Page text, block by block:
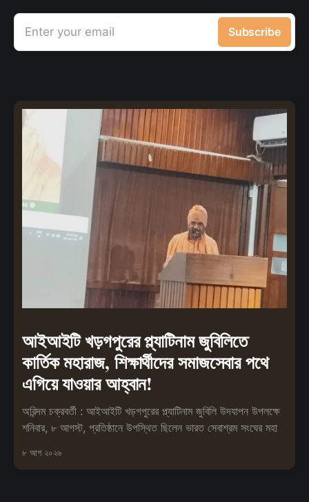
Enter your email Subscribe
আইআইটি খড়গপুরের প্ল্যাটিনাম জুবিলিতে
কার্তিক মহারাজ, শিক্ষার্থীদের সমাজসেবার পথে
এগিয়ে যাওয়ার আহ্বান!
অরিন্দম চক্রবর্তী : আইআইটি খড়গপুরের প্ল্যাটিনাম জুবিলি উদযাপন উপলক্ষে
শনিবার, ৮ আগস্ট, প্রতিষ্ঠানে উপস্থিত ছিলেন ভারত সেবাশ্রম সংঘের মহা
৮ আগ ২০২৬